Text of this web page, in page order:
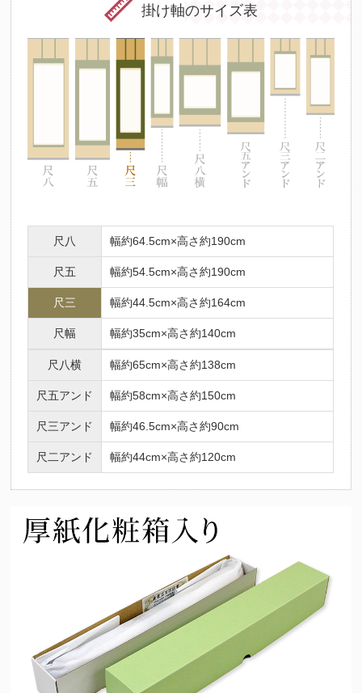
掛け軸のサイズ表
尺八 幅約64.5cm×高さ約190cm
尺五 幅約54.5cm×高さ約190cm
尺三 幅約44.5cm×高さ約164cm
尺幅 幅約35cm×高さ約140cm
尺八横 幅約65cm×高さ約138cm
尺五アンド 幅約58cm×高さ約150cm
尺三アンド 幅約46.5cm×高さ約90cm
尺二アンド 幅約44cm×高さ約120cm